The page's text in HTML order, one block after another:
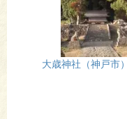
大歳神社（神戸市）